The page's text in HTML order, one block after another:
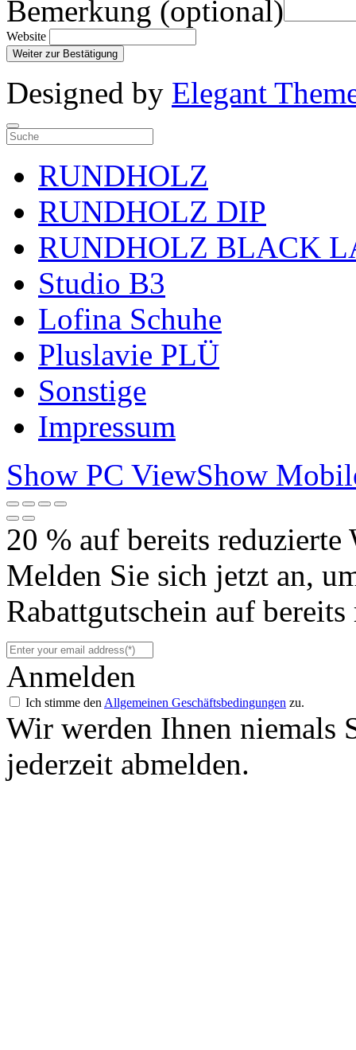
Bemerkung (optional)
Website
Weiter zur Bestätigung
Designed by Elegant
RUNDHOLZ
RUNDHOLZ DIP
RUNDHOLZ BLACK
Studio B3
Lofina Schuhe
Pluslavie PLÜ
Sonstige
Impressum
Show PC ViewShow
20 % auf bereits reduzierte
Melden Sie sich jetzt an,
Rabattgutschein auf
Anmelden
Ich stimme den Allgemeinen Geschäftsbedingungen zu.
Wir werden Ihnen niemals
jederzeit abmelden.